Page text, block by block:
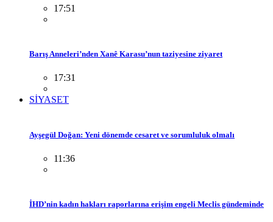
17:51
Barış Anneleri’nden Xanê Karasu’nun taziyesine ziyaret
17:31
SİYASET
Ayşegül Doğan: Yeni dönemde cesaret ve sorumluluk olmalı
11:36
İHD’nin kadın hakları raporlarına erişim engeli Meclis gündeminde